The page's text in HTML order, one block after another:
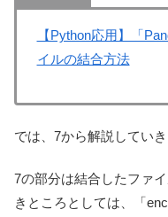
【Python応用】「
イルの結合方法
では、7から解説していき
7の部分は結合したファ
きところとしては、「